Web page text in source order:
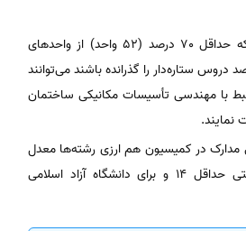
تبصره 2: داوطلبانی که حداقل 70 درصد (52 واحد) از واحدهای
به اضافه 70 درصد دروس ستاره‌دار را گذرانده باشند می‌توانند
با مهندسی تأسیسات مکانیکی ساختمان
مدارک در کمیسیون هم ارزی رشته‌ها معدل
کل برای دانشگاه دولتی حداقل 14 و برای دانشگاه آزاد اسلامی